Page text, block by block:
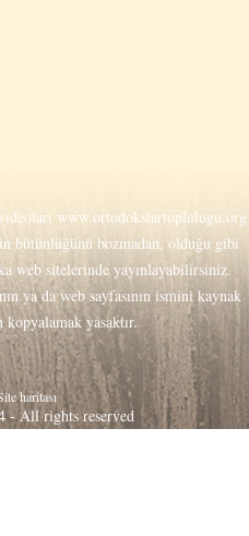
www.ortodokslartoplulugu.org
bütünlüğünü bozmadan, olduğu gibi
web sitelerinde yayınlayabilirsiniz.
ya da web sayfasının ismini kaynak
yasaktır.
haritası
- All rights reserved